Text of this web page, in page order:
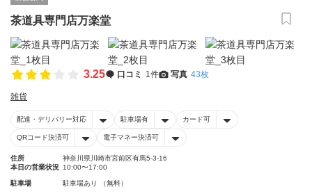
茶道具専門店万楽堂
3.25 口コミ 1件 写真 43枚
雑貨
配達・デリバリー対応 駐車場有 カード可
QRコード決済可 電子マネー決済可
住所
神奈川県川崎市宮前区有馬5-3-16
本日の営業状況 10:00〜17:00
駐車場 駐車場あり （無料）